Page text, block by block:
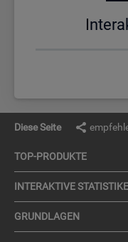
Diese Seite
TOP-PRO­DUK­TE
IN­TER­AK­TI­VE
GRUND­LA­GEN